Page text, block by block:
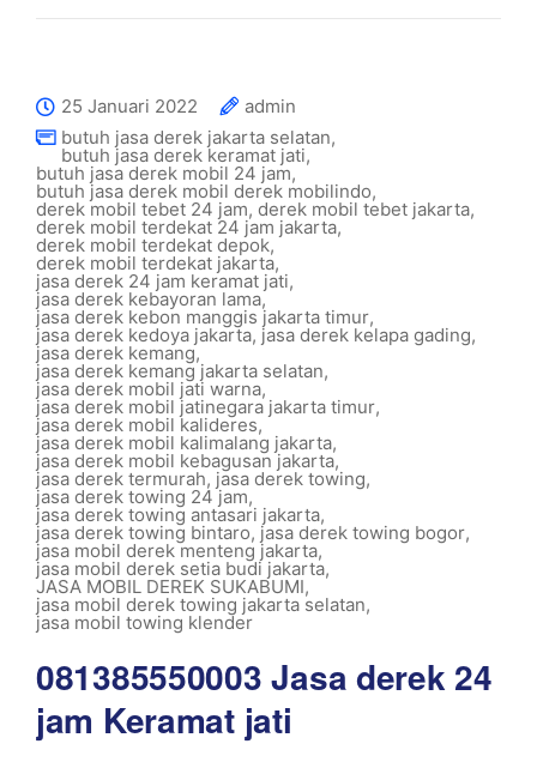
25 Januari 2022
admin
butuh jasa derek jakarta selatan,
butuh jasa derek keramat jati,
butuh jasa derek mobil 24 jam,
butuh jasa derek mobil derek mobilindo,
derek mobil tebet 24 jam, derek mobil tebet jakarta,
derek mobil terdekat 24 jam jakarta,
derek mobil terdekat depok,
derek mobil terdekat jakarta,
jasa derek 24 jam keramat jati,
jasa derek kebayoran lama,
jasa derek kebon manggis jakarta timur,
jasa derek kedoya jakarta, jasa derek kelapa gading,
jasa derek kemang,
jasa derek kemang jakarta selatan,
jasa derek mobil jati warna,
jasa derek mobil jatinegara jakarta timur,
jasa derek mobil kalideres,
jasa derek mobil kalimalang jakarta,
jasa derek mobil kebagusan jakarta,
jasa derek termurah, jasa derek towing,
jasa derek towing 24 jam,
jasa derek towing antasari jakarta,
jasa derek towing bintaro, jasa derek towing bogor,
jasa mobil derek menteng jakarta,
jasa mobil derek setia budi jakarta,
JASA MOBIL DEREK SUKABUMI,
jasa mobil derek towing jakarta selatan,
jasa mobil towing klender
081385550003 Jasa derek 24
jam Keramat jati